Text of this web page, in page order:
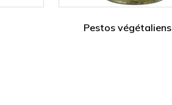
Pestos végétaliens